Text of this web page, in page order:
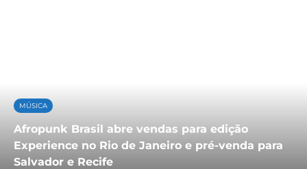
MÚSICA
Afropunk Brasil abre vendas para edição
Experience no Rio de Janeiro e pré-venda para
Salvador e Recife